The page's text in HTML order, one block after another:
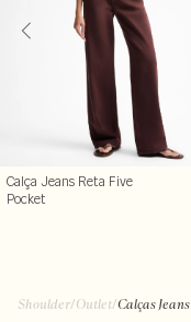
Calça Jeans Reta Five
Pocket
Shoulder/Outlet/Calças Jeans